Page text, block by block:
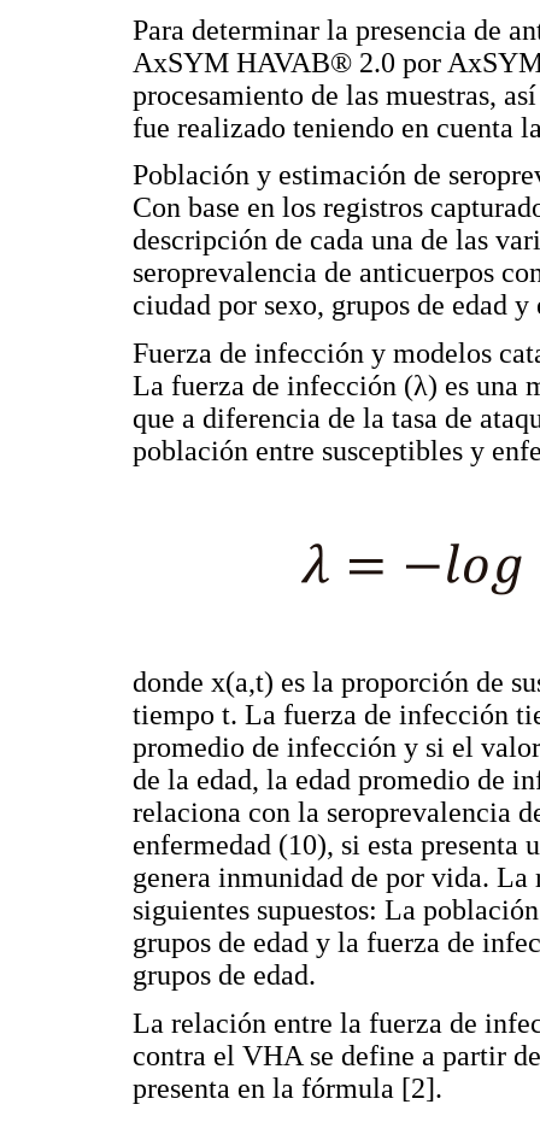
Para determinar la presencia de
AxSYM HAVAB® 2.0 por
procesamiento de las muestras,
fue realizado teniendo en cuenta
Población y estimación de
Con base en los registros
descripción de cada una de las
seroprevalencia de anticuerpos
ciudad por sexo, grupos de edad
Fuerza de infección y modelos
La fuerza de infección (λ) es una
que a diferencia de la tasa de
población entre susceptibles y
donde x(a,t) es la proporción de
tiempo t. La fuerza de infección
promedio de infección y si el
de la edad, la edad promedio de
relaciona con la seroprevalencia
enfermedad (10), si esta presenta
genera inmunidad de por vida. La
siguientes supuestos: La
grupos de edad y la fuerza de
grupos de edad.
La relación entre la fuerza de
contra el VHA se define a partir
presenta en la fórmula [2].